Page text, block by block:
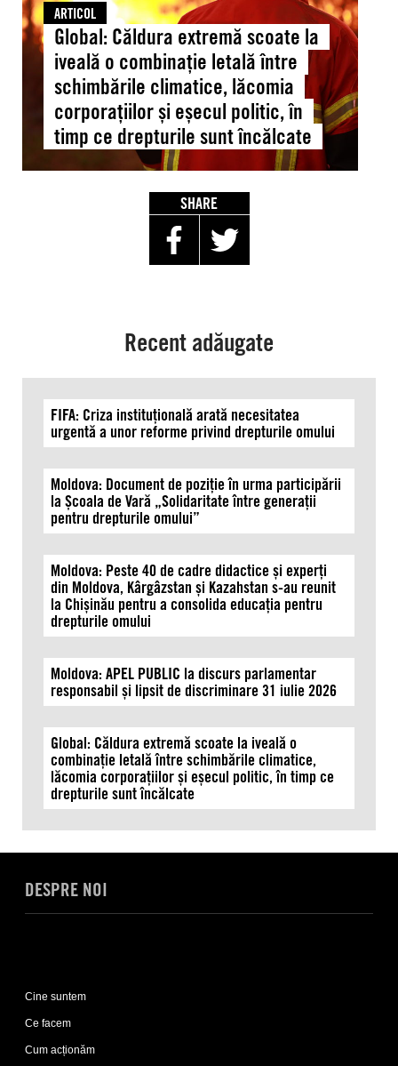
combinație
letală
între
schimbările
climatice,
lăcomia
corporațiilor
ARTICOL
Global: Căldura extremă scoate la
iveală o combinație letală între
schimbările climatice, lăcomia
corporațiilor și eșecul politic, în
timp ce drepturile sunt încălcate
SHARE
Recent adăugate
FIFA: Criza instituțională arată necesitatea
urgentă a unor reforme privind drepturile omului
Moldova: Document de poziție în urma participării
la Școala de Vară „Solidaritate între generații
pentru drepturile omului”
Moldova: Peste 40 de cadre didactice și experți
din Moldova, Kârgâzstan și Kazahstan s-au reunit
la Chișinău pentru a consolida educația pentru
drepturile omului
Moldova: APEL PUBLIC la discurs parlamentar
responsabil și lipsit de discriminare 31 iulie 2026
Global: Căldura extremă scoate la iveală o
combinație letală între schimbările climatice,
lăcomia corporațiilor și eșecul politic, în timp ce
drepturile sunt încălcate
DESPRE NOI
Despre
noi
sub-
list
Cine suntem
Ce facem
Cum acționăm